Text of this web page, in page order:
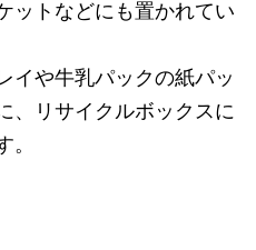
ットなどにも置かれてい
イや牛乳パックの紙パッ
、リサイクルボックスに